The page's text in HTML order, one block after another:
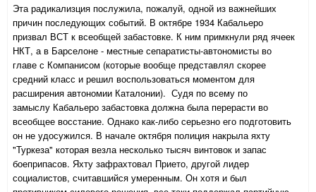
Эта радикализция послужила, пожалуй, одной из важнейших
причин последующих событий. В октябре 1934 Кабальеро
призвал ВСТ к всеобщей забастовке. К ним примкнули ряд ячеек
НКТ, а в Барселоне - местные сепаратисты-автономисты во
главе с Компанисом (которые вообще представлял скорее
средний класс и решил воспользоваться моментом для
расширения автономии Каталонии). Судя по всему по
замыслу Кабальеро забастовка должна была перерасти во
всеобщее восстание. Однако как-либо серьезно его подготовить
он не удосужился. В начале октября полиция накрыла яхту
"Туркеза" которая везла несколько тысяч винтовок и запас
боеприпасов. Яхту зафрахтовал Прието, другой лидер
социалистов, считавшийся умеренным. Он хотя и был